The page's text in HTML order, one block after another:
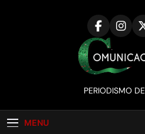
PERIODISMO
MENU